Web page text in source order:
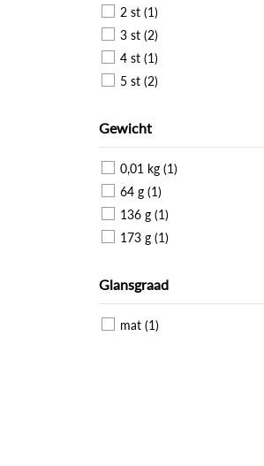
2 st (1)
3 st (2)
4 st (1)
5 st (2)
Gewicht
0,01 kg (1)
64 g (1)
136 g (1)
173 g (1)
Glansgraad
mat (1)